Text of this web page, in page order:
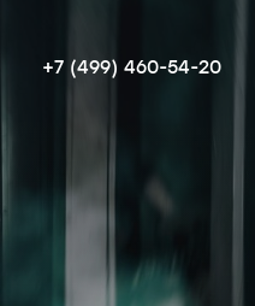
+7 (499) 460-54-20